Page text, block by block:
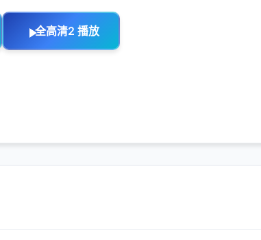
全高清2 播放